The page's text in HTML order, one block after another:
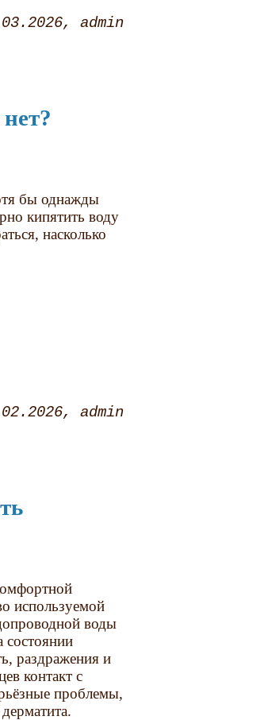
admin
бы однажды
кипятить воду
насколько
admin
используемой
воды
состоянии
раздражения и
контакт с
проблемы,